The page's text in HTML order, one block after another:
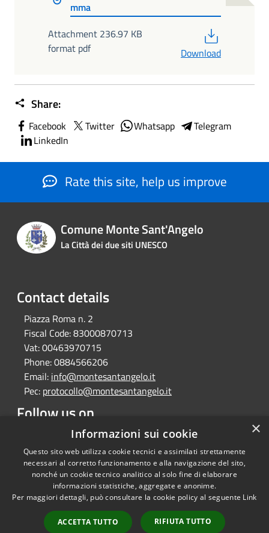
mma
Attachment 236.97 KB
format pdf
Download
Share:
Facebook Twitter Whatsapp
Telegram
LinkedIn
Rate this site, help us improve
Comune Monte Sant'Angelo
La Città dei due siti UNESCO
Contact details
Piazza Roma n. 2
Fiscal Code:83000870713
Vat:00463970715
Phone:0884566206
Email: info@montesantangelo.it
Pec: protocollo@montesantangelo.it
Follow us on
FacebookYoutubeInstagramTelegramWhatsapp
RSS
Accessibility
Copyright © 2026 • Comune
byMunicipium
Admin
×
Informazioni sui cookie
Questo sito web utilizza cookie tecnici e assimilati strettamente
necessari al corretto funzionamento e alla navigazione del sito,
nonché un cookie tecnico analitico al solo fine di elaborare
informazioni statistiche, aggregate e anonime.
Per maggiori dettagli, può consultare la cookie policy al seguente Link
ACCETTA TUTTO RIFIUTA TUTTO